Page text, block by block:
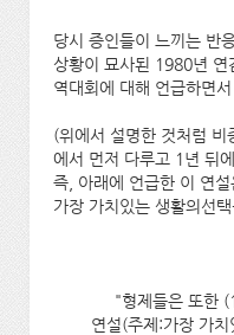
당시 증인들이 느끼는 반
상황이 묘사된 1980년
역대회에 대해 언급하면
(위에서 설명한 것처럼 비
에서 먼저 다루고 1년 뒤
즉, 아래에 언급한 이 연
가장 가치있는 생활의선
"형제들은 또한
연설(주제:가장 가